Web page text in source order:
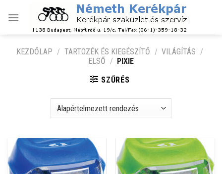
KEZDŐLAP / TARTOZÉK ÉS KIEGÉSZÍTŐ / VILÁGÍTÁS /
ELSŐ / PIXIE
SZŰRÉS